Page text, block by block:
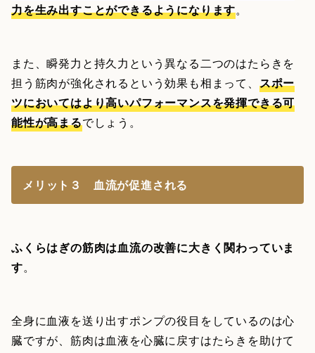
力を生み出すことができるようになります。
また、瞬発力と持久力という異なる二つのはたらきを
担う筋肉が強化されるという効果も相まって、 スポー
ツにおいてはより高いパフォーマンスを発揮できる可
能性が高まるでしょう。
メリット３ 血流が促進される
ふくらはぎの筋肉は血流の改善に大きく関わっていま
す。
全身に血液を送り出すポンプの役目をしているのは心
臓ですが、筋肉は血液を心臓に戻すはたらきを助けて